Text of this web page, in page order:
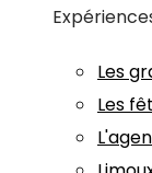
Les
Les